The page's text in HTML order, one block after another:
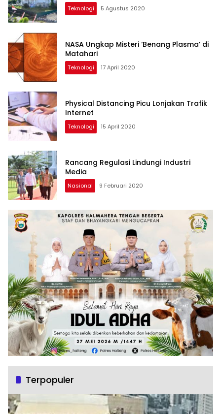
Teknologi 5 Agustus 2020
NASA Ungkap Misteri ‘Benang Plasma’ di
Matahari
Teknologi 17 April 2020
Physical Distancing Picu Lonjakan Trafik
Internet
Teknologi 15 April 2020
Rancang Regulasi Lindungi Industri
Media
Nasional 9 Februari 2020
Terpopuler